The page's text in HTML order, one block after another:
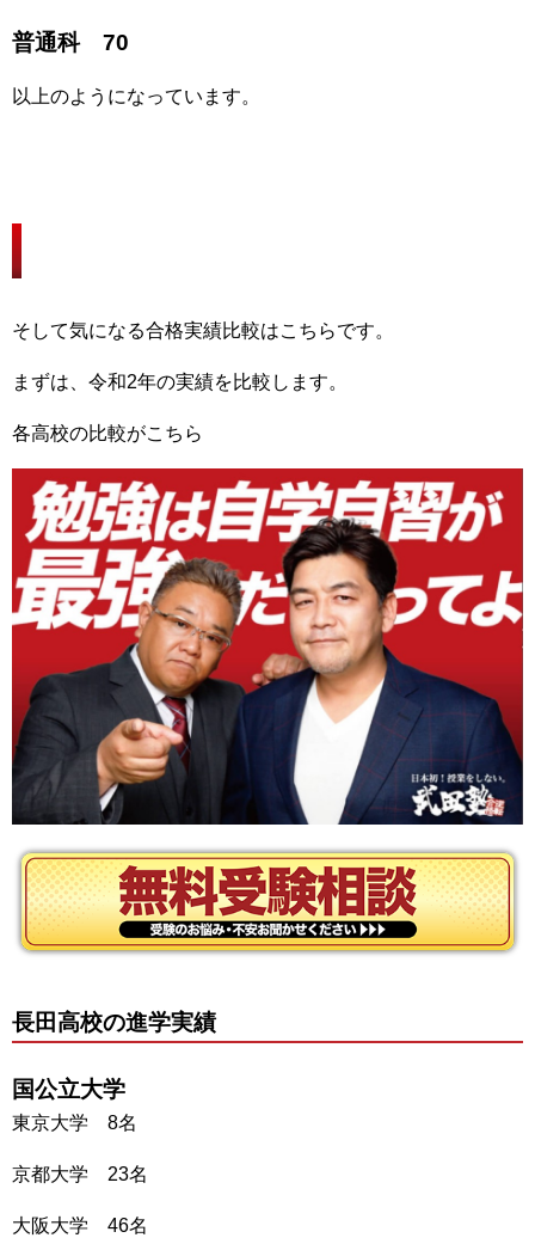
普通科 70
以上のようになっています。
そして気になる合格実績比較はこちらです。
まずは、令和2年の実績を比較します。
各高校の比較がこちら
長田高校の進学実績
国公立大学
東京大学 8名
京都大学 23名
大阪大学 46名